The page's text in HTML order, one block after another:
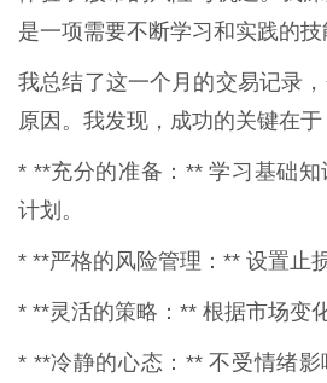
是一项需要不断学习和实践的技
我总结了这一个月的交易记录
原因。我发现，成功的关键在于
* **充分的准备：** 学习基础
计划。
* **严格的风险管理：** 设置止
* **灵活的策略：** 根据市场变
* **冷静的心态：** 不受情绪